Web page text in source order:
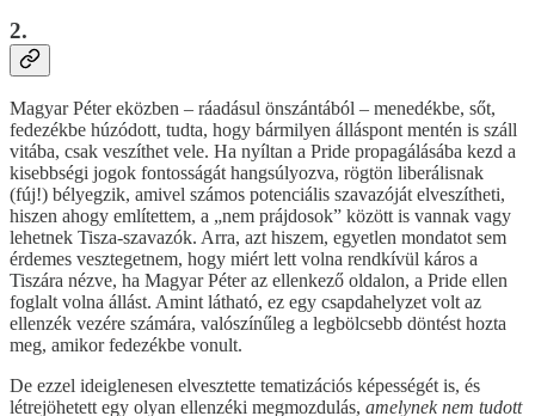
2.
Magyar Péter eközben – ráadásul önszántából – menedékbe, sőt,
fedezékbe húzódott, tudta, hogy bármilyen álláspont mentén is száll
vitába, csak veszíthet vele. Ha nyíltan a Pride propagálásába kezd a
kisebbségi jogok fontosságát hangsúlyozva, rögtön liberálisnak
(fúj!) bélyegzik, amivel számos potenciális szavazóját elveszítheti,
hiszen ahogy említettem, a „nem prájdosok” között is vannak vagy
lehetnek Tisza-szavazók. Arra, azt hiszem, egyetlen mondatot sem
érdemes vesztegetnem, hogy miért lett volna rendkívül káros a
Tiszára nézve, ha Magyar Péter az ellenkező oldalon, a Pride ellen
foglalt volna állást. Amint látható, ez egy csapdahelyzet volt az
ellenzék vezére számára, valószínűleg a legbölcsebb döntést hozta
meg, amikor fedezékbe vonult.
De ezzel ideiglenesen elvesztette tematizációs képességét is, és
létrejöhetett egy olyan ellenzéki megmozdulás, amelynek nem tudott